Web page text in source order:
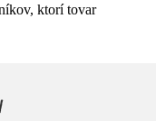
ktorí tovar